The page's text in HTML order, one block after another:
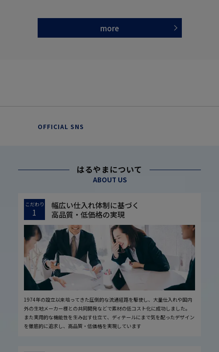
more
OFFICIAL SNS
はるやまについて
ABOUT US
こだわり
1
幅広い仕入れ体制に基づく
高品質・低価格の実現
1974年の設立以来培ってきた圧倒的な流通経路を駆使し、大量仕入れや国内
外の生地メーカー様との共同開発などで素材の低コスト化に成功しました。
また実用的な機能性を生み出す仕立て、ディテールにまで気を配ったデザイン
を徹底的に追求し、高品質・低価格を実現しています